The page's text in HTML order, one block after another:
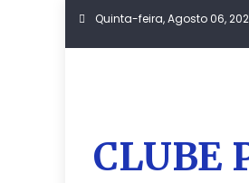
Skip
Quinta-feira, Agosto 06,
CLUBE